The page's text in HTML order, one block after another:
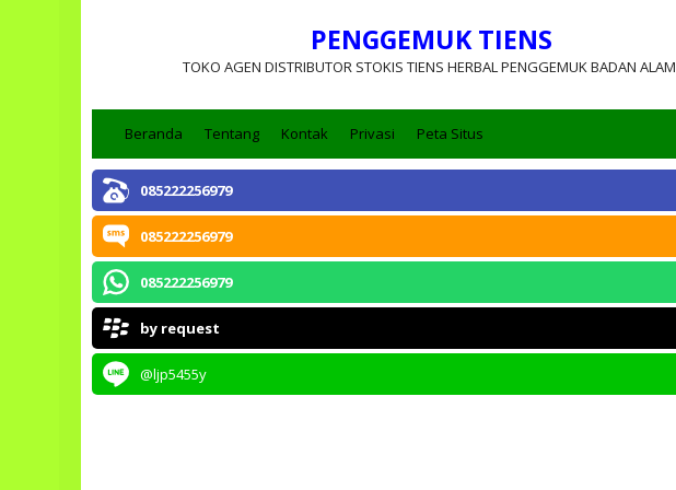
PENGGEMUK TIENS
TOKO AGEN DISTRIBUTOR STOKIS TIENS HERBAL PENGGEMUK BADAN
Beranda Tentang Kontak Privasi Peta Situs
085222256979
085222256979
085222256979
by request
@ljp5455y